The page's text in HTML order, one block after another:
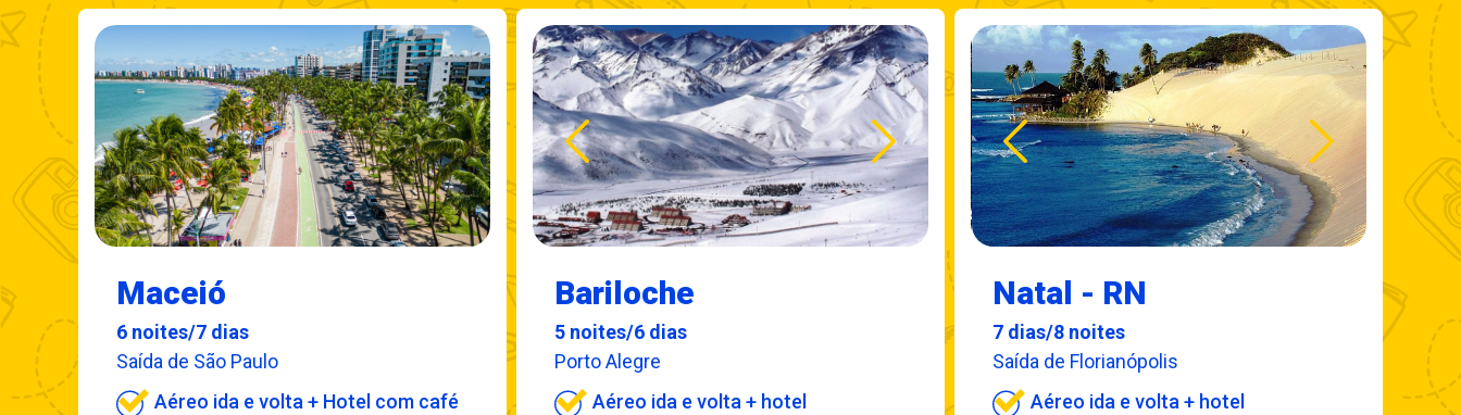
Maceió
6 noites/7 dias
Saída de São Paulo
Aéreo ida e volta + Hotel com café
Bariloche
5 noites/6 dias
Porto Alegre
Aéreo ida e volta + hotel
Natal - RN
7 dias/8 noites
Saída de Florianópolis
Aéreo ida e volta + hotel